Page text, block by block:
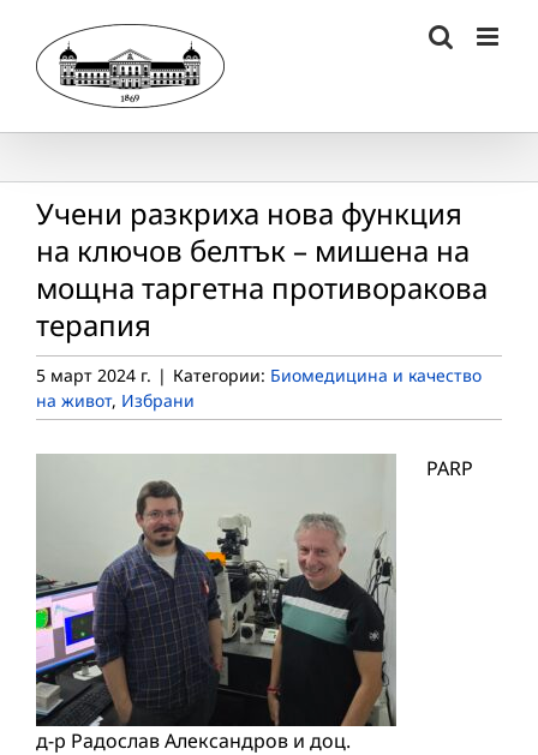
content
Учени разкриха нова функция
на ключов белтък – мишена на
мощна таргетна противоракова
терапия
5 март 2024 г. | Категории: Биомедицина и качество
на живот, Избрани
д-р Радослав Александров и доц.
PARP